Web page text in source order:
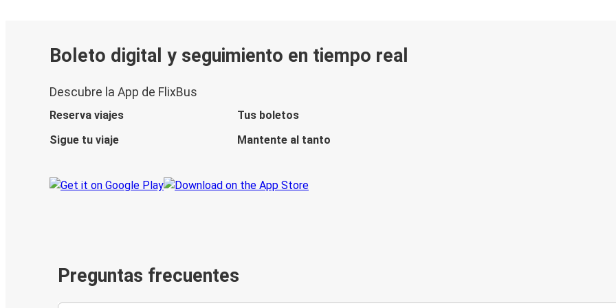
Boleto digital y seguimiento en tiempo real
Descubre la App de FlixBus
Reserva viajes
Tus boletos
Sigue tu viaje
Mantente al tanto
Preguntas frecuentes